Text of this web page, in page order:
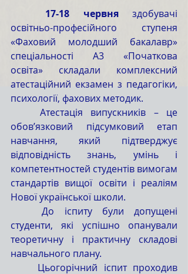
	17-18 червня
здобувачі
освітньо-професійного ступеня
«Фаховий молодший бакалавр»
спеціальності А3 «Початкова
освіта» складали комплексний
атестаційний екзамен з педагогіки,
психології, фахових методик.
обов’язковий підсумковий етап
навчання, який підтверджує
відповідність знань, умінь і
компетентностей студентів вимогам
стандартів вищої освіти і реаліям
Нової української школи.
	До іспиту були допущені
студенти, які успішно опанували
теоретичну і практичну складові
навчального плану.